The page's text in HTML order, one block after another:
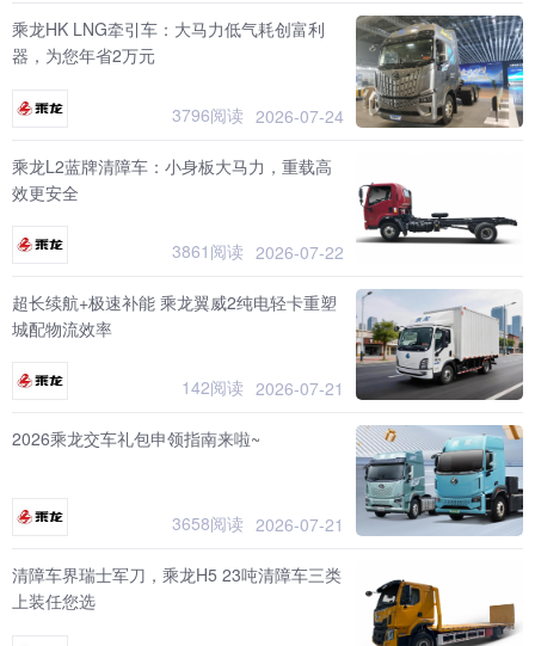
乘龙HK LNG牵引车：大马力低气耗创富利
器，为您年省2万元
3796阅读 2026-07-24
乘龙L2蓝牌清障车：小身板大马力，重载高
效更安全
3861阅读 2026-07-22
超长续航+极速补能 乘龙翼威2纯电轻卡重塑
城配物流效率
142阅读 2026-07-21
2026乘龙交车礼包申领指南来啦~
3658阅读 2026-07-21
清障车界瑞士军刀，乘龙H5 23吨清障车三类
上装任您选